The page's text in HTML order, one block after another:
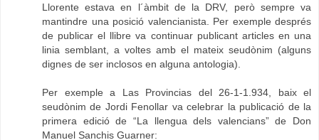
Llorente estava en l´àmbit de la DRV, però sempre va
mantindre una posició valencianista. Per exemple després
de publicar el llibre va continuar publicant articles en una
linia semblant, a voltes amb el mateix seudònim (alguns
dignes de ser inclosos en alguna antologia).
Per exemple a Las Provincias del 26-1-1.934, baix el
seudònim de Jordi Fenollar va celebrar la publicació de la
primera edició de “La llengua dels valencians” de Don
Manuel Sanchis Guarner: